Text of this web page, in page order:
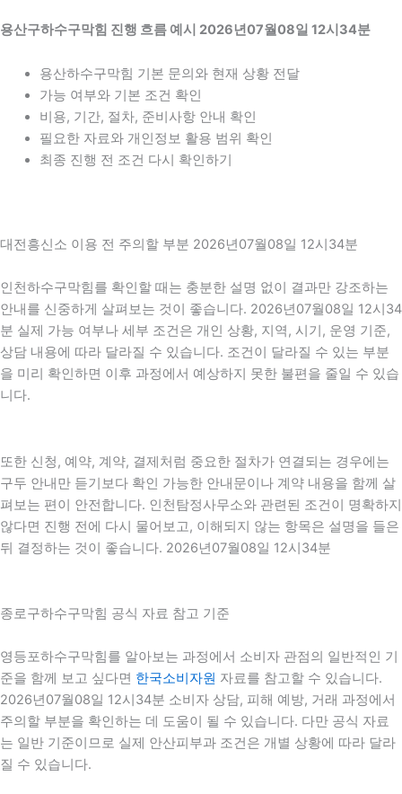
용산구하수구막힘 진행 흐름 예시 2026년07월08일 12시34분
용산하수구막힘 기본 문의와 현재 상황 전달
가능 여부와 기본 조건 확인
비용, 기간, 절차, 준비사항 안내 확인
필요한 자료와 개인정보 활용 범위 확인
최종 진행 전 조건 다시 확인하기
대전흥신소 이용 전 주의할 부분 2026년07월08일 12시34분
인천하수구막힘를 확인할 때는 충분한 설명 없이 결과만 강조하는
안내를 신중하게 살펴보는 것이 좋습니다. 2026년07월08일 12시34
분 실제 가능 여부나 세부 조건은 개인 상황, 지역, 시기, 운영 기준,
상담 내용에 따라 달라질 수 있습니다. 조건이 달라질 수 있는 부분
을 미리 확인하면 이후 과정에서 예상하지 못한 불편을 줄일 수 있습
니다.
또한 신청, 예약, 계약, 결제처럼 중요한 절차가 연결되는 경우에는
구두 안내만 듣기보다 확인 가능한 안내문이나 계약 내용을 함께 살
펴보는 편이 안전합니다. 인천탐정사무소와 관련된 조건이 명확하지
않다면 진행 전에 다시 물어보고, 이해되지 않는 항목은 설명을 들은
뒤 결정하는 것이 좋습니다. 2026년07월08일 12시34분
종로구하수구막힘 공식 자료 참고 기준
영등포하수구막힘를 알아보는 과정에서 소비자 관점의 일반적인 기
준을 함께 보고 싶다면 한국소비자원 자료를 참고할 수 있습니다.
2026년07월08일 12시34분 소비자 상담, 피해 예방, 거래 과정에서
주의할 부분을 확인하는 데 도움이 될 수 있습니다. 다만 공식 자료
는 일반 기준이므로 실제 안산피부과 조건은 개별 상황에 따라 달라
질 수 있습니다.